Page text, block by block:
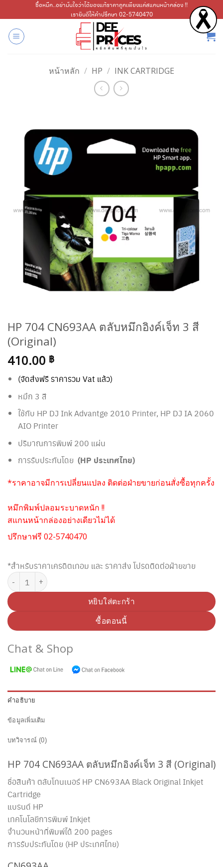
ไป
เนื้อหา
ซื้อหมึก..อย่ามั่นใจว่าได้ของแท้ราคาถูกเพียงแค่สแกนหน้ากล่อง !!
เรายินดีให้คำปรึกษา 02-5740470
หน้าหลัก / HP / INK CARTRIDGE
HP 704 CN693AA ตลับหมึกอิงค์เจ็ท 3 สี
(Original)
410.00 ฿
(จัดส่งฟรี ราคารวม Vat แล้ว)
หมึก 3 สี
ใช้กับ HP DJ Ink Advantge 2010 Printer, HP DJ IA 2060
AIO Printer
ปริมาณการพิมพ์ 200 แผ่น
การรับประกันโดย (HP ประเทศไทย)
*ราคาอาจมีการเปลี่ยนแปลง ติดต่อฝ่ายขายก่อนสั่งซื้อทุกครั้ง
หมึกพิมพ์ปลอมระบาดหนัก !!
สแกนหน้ากล่องอย่างเดียวไม่ได้
ปรึกษาฟรี 02-5740470
*สำหรับราคาเครดิตเทอม และ ราคาส่ง โปรดติดต่อฝ่ายขาย
จำนวน HP 704 CN693AA ตลับหมึกอิงค์เจ็ท 3 สี (Original) ชิ้น
หยิบใส่ตะกร้า
ซื้อตอนนี้
Chat & Shop
คำอธิบาย
ข้อมูลเพิ่มเติม
บทวิจารณ์ (0)
HP 704 CN693AA ตลับหมึกอิงค์เจ็ท 3 สี (Original)
ชื่อสินค้า ตลับโทนเนอร์ HP CN693AA Black Original Inkjet
Cartridge
แบรนด์ HP
เทคโนโลยีการพิมพ์ Inkjet
จำนวนหน้าที่พิมพ์ได้ 200 pages
การรับประกันโดย (HP ประเทศไทย)